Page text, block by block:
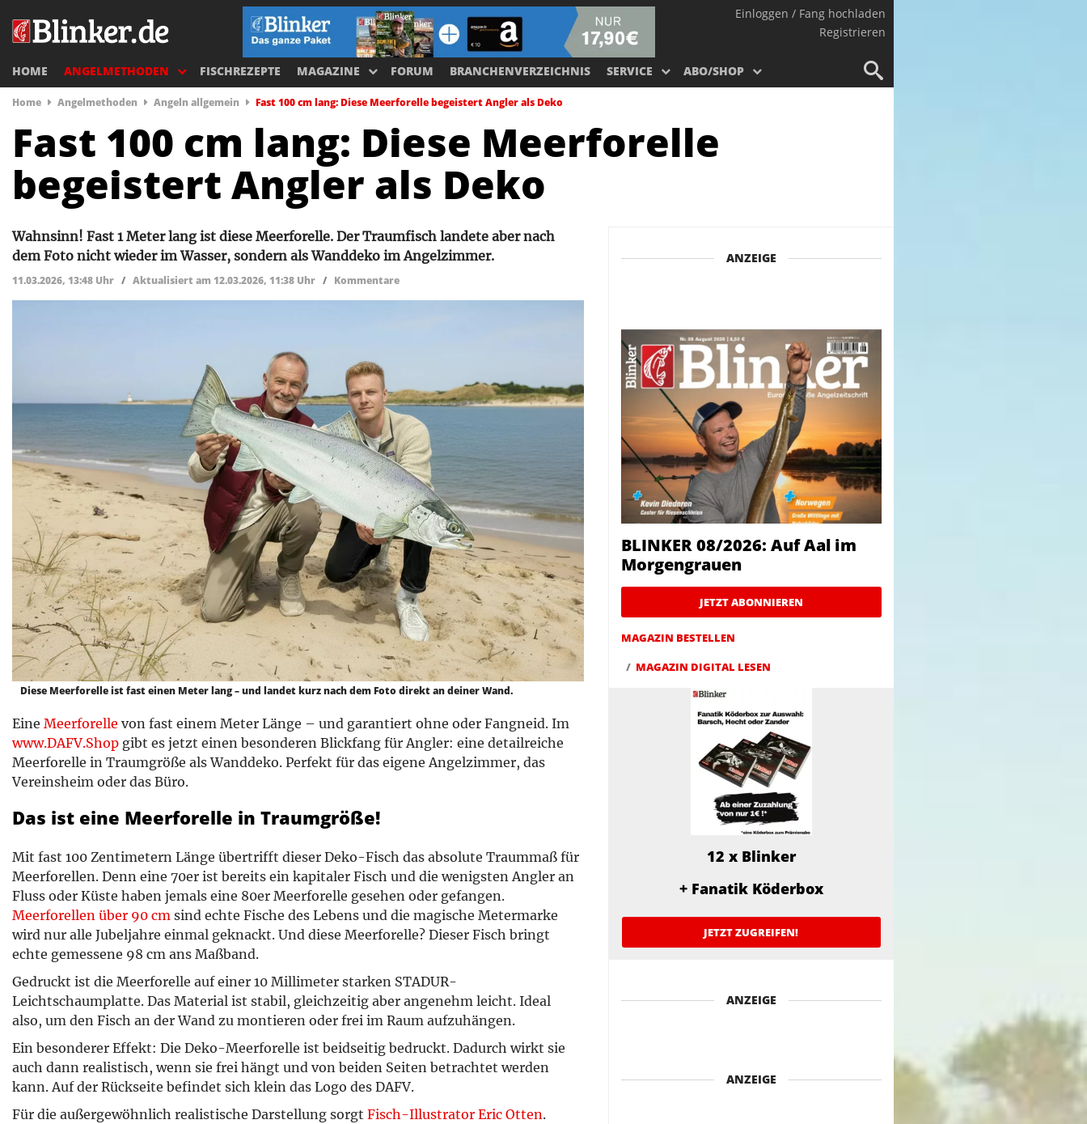
Einloggen / Fang hochladen
Registrieren
HOME ANGELMETHODEN FISCHREZEPTE MAGAZINE FORUM BRANCHENVERZEICHNIS SERVICE ABO/SHOP
Home Angelmethoden Angeln allgemein Fast 100 cm lang: Diese Meerforelle begeistert Angler als Deko
Fast 100 cm lang: Diese Meerforelle
begeistert Angler als Deko
Wahnsinn! Fast 1 Meter lang ist diese Meerforelle. Der Traumfisch landete aber nach
dem Foto nicht wieder im Wasser, sondern als Wanddeko im Angelzimmer.
11.03.2026, 13:48 Uhr / Aktualisiert am 12.03.2026, 11:38 Uhr / Kommentare
Diese Meerforelle ist fast einen Meter lang – und landet kurz nach dem Foto direkt an deiner Wand.
Eine Meerforelle von fast einem Meter Länge – und garantiert ohne oder Fangneid. Im
www.DAFV.Shop gibt es jetzt einen besonderen Blickfang für Angler: eine detailreiche
Meerforelle in Traumgröße als Wanddeko. Perfekt für das eigene Angelzimmer, das
Vereinsheim oder das Büro.
Das ist eine Meerforelle in Traumgröße!
Mit fast 100 Zentimetern Länge übertrifft dieser Deko-Fisch das absolute Traummaß für
Meerforellen. Denn eine 70er ist bereits ein kapitaler Fisch und die wenigsten Angler an
Fluss oder Küste haben jemals eine 80er Meerforelle gesehen oder gefangen.
Meerforellen über 90 cm sind echte Fische des Lebens und die magische Metermarke
wird nur alle Jubeljahre einmal geknackt. Und diese Meerforelle? Dieser Fisch bringt
echte gemessene 98 cm ans Maßband.
Gedruckt ist die Meerforelle auf einer 10 Millimeter starken STADUR-
Leichtschaumplatte. Das Material ist stabil, gleichzeitig aber angenehm leicht. Ideal
also, um den Fisch an der Wand zu montieren oder frei im Raum aufzuhängen.
Ein besonderer Effekt: Die Deko-Meerforelle ist beidseitig bedruckt. Dadurch wirkt sie
auch dann realistisch, wenn sie frei hängt und von beiden Seiten betrachtet werden
kann. Auf der Rückseite befindet sich klein das Logo des DAFV.
Für die außergewöhnlich realistische Darstellung sorgt Fisch-Illustrator Eric Otten.
ANZEIGE
BLINKER 08/2026: Auf Aal im
Morgengrauen
JETZT ABONNIEREN
MAGAZIN BESTELLEN
MAGAZIN DIGITAL LESEN
12 x Blinker
+ Fanatik Köderbox
JETZT ZUGREIFEN!
ANZEIGE
ANZEIGE